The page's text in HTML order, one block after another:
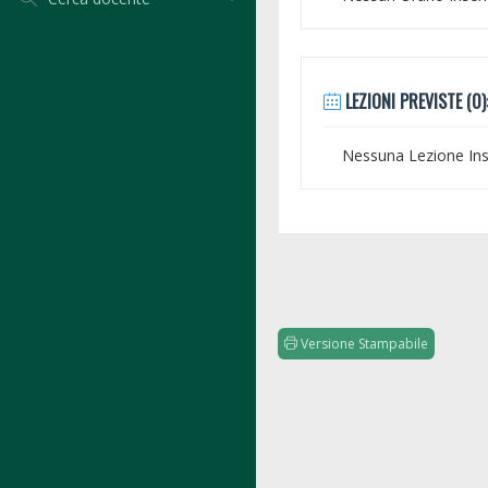
LEZIONI PREVISTE (0):
Nessuna Lezione
Versione Stampabile